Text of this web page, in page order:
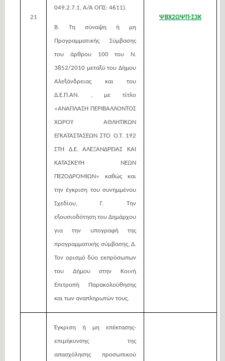
21
049.2.7.1, Α/Α ΟΠΣ: 4611).
Β. Τη σύναψη ή μη
Προγραμματικής Σύμβασης
του άρθρου 100 του Ν.
3852/2010 μεταξύ του Δήμου
Αλεξάνδρειας και του
Δ.Ε.Π.ΑΝ. , με τίτλο
«ΑΝΑΠΛΑΣΗ ΠΕΡΙΒΑΛΛΟΝΤΟΣ
ΧΩΡΟΥ ΑΘΛΗΤΙΚΩΝ
ΕΓΚΑΤΑΣΤΑΣΕΩΝ ΣΤΟ Ο.Τ. 192
ΣΤΗ Δ.Ε. ΑΛΕΞΑΝΔΡΕΙΑΣ ΚΑΙ
ΚΑΤΑΣΚΕΥΗ ΝΕΩΝ
ΠΕΖΟΔΡΟΜΙΩΝ» καθώς και
την έγκριση του συνημμένου
Σχεδίου, Γ. Την
εξουσιοδότηση του Δημάρχου
για την υπογραφή της
προγραμματικής σύμβασης, Δ.
Τον ορισμό δύο εκπρόσωπων
του Δήμου στην Κοινή
Επιτροπή Παρακολούθησης
και των αναπληρωτών τους.
ΨΒΧ2ΩΨΠ-Σ3Κ
Έγκριση ή μη επέκτασης-
επιμήκυνσης της
απασχόλησης προσωπικού